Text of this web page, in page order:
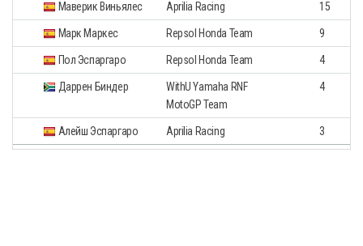
Маверик Виньялес Aprilia Racing 15
Марк Маркес Repsol Honda Team 9
Пол Эспаргаро Repsol Honda Team 4
Даррен Биндер
WithU Yamaha RNF
MotoGP Team
4
Алейш Эспаргаро Aprilia Racing 3